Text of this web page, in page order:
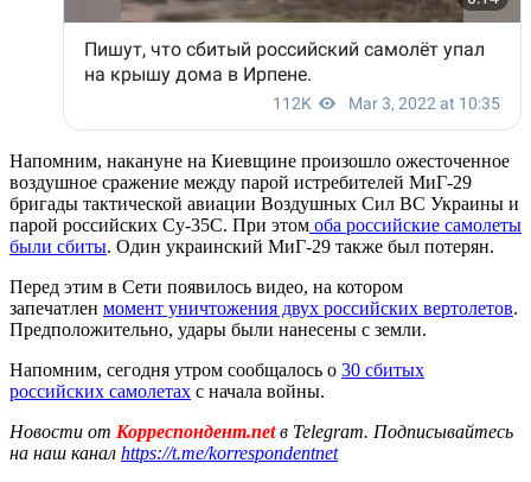
Напомним, накануне на Киевщине произошло ожесточенное
воздушное сражение между парой истребителей МиГ-29
бригады тактической авиации Воздушных Сил ВС Украины и
парой российских Су-35С. При этом оба российские самолеты
были сбиты. Один украинский МиГ-29 также был потерян.
Перед этим в Сети появилось видео, на котором
запечатлен момент уничтожения двух российских вертолетов.
Предположительно, удары были нанесены с земли.
Напомним, сегодня утром сообщалось о 30 сбитых
российских самолетах с начала войны.
Новости от Корреспондент.netв Telegram. Подписывайтесь
на наш канал https://t.me/korrespondentnet